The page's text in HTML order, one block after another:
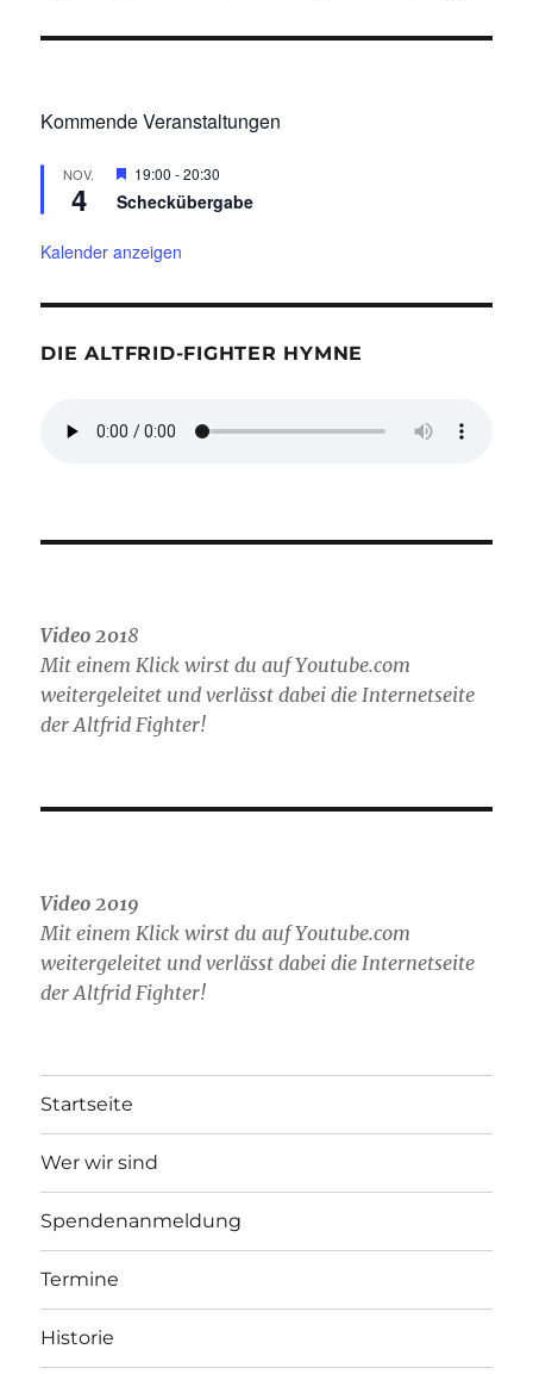
Kommende Veranstaltungen
NOV.
4
H
e
r
o
e
o
b
19:00 -20:30
Scheckübergabe
Kalender anzeigen
DIE ALTFRID-FIGHTER HYMNE
Video 2018
Mit einem Klick wirst du auf Youtube.com
weitergeleitet und verlässt dabei die Internetseite
der Altfrid Fighter!
Video 2019
Mit einem Klick wirst du auf Youtube.com
weitergeleitet und verlässt dabei die Internetseite
der Altfrid Fighter!
Startseite
Wer wir sind
Spendenanmeldung
Termine
Historie